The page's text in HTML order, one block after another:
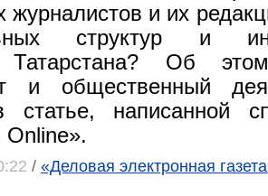
журналистов и их
структур и
Татарстана? Об
и общественный
статье, написанной
/ «Деловая электронная